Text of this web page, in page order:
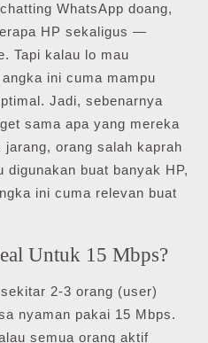
WhatsApp doang,
HP sekaligus —
Tapi kalau lo mau
ini cuma mampu
Jadi, sebenarnya
sama apa yang mereka
orang salah kaprah
digunakan buat banyak HP,
ini cuma relevan buat
Untuk 15 Mbps?
2-3 orang (user)
nyaman pakai 15 Mbps.
semua orang aktif